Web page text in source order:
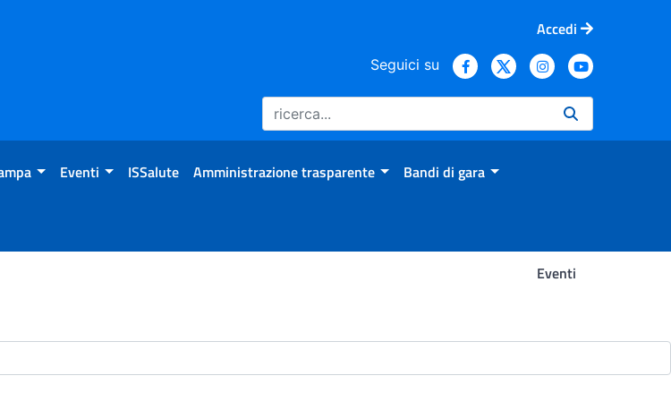
Accedi
Seguici su
Eventi ISSalute Amministrazione trasparente Bandi di gara
Eventi